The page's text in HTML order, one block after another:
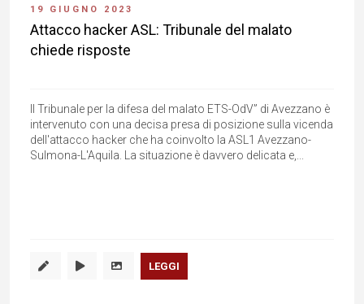
19 GIUGNO 2023
Attacco hacker ASL: Tribunale del malato
chiede risposte
Il Tribunale per la difesa del malato ETS-OdV” di Avezzano è
intervenuto con una decisa presa di posizione sulla vicenda
dell'attacco hacker che ha coinvolto la ASL1 Avezzano-
Sulmona-L'Aquila. La situazione è davvero delicata e,...
LEGGI